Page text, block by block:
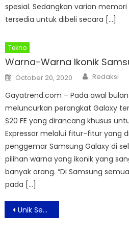
spesial. Sedangkan varian memori
tersedia untuk dibeli secara […]
Tekno
Warna-Warna Ikonik
Posted
on
October 20, 2020 Author
Redaksi
Gayatrend.com – Pada awal
meluncurkan perangkat Galaxy
S20 FE yang dirancang khusus
Expressor melalui fitur-fitur yang
penggemar Samsung Galaxy di
pilihan warna yang ikonik yang
banyak orang. “Di Samsung
pada […]
Post
navigation
Unik Seperti Filmnya, Jumpa Pers Tinggal Meninggal Justru Jadi Ajang Para Crew & Cast Mewawancarai Media